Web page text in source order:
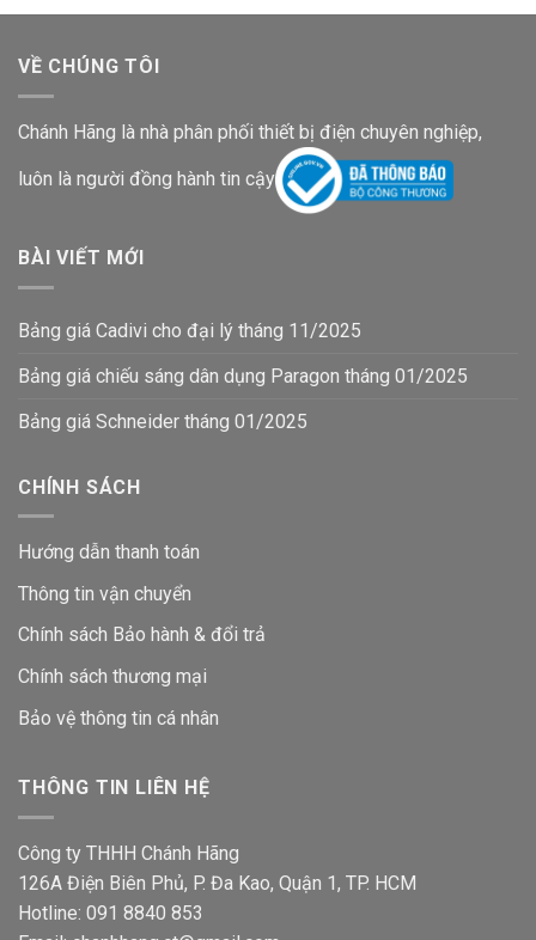
VỀ CHÚNG TÔI
Chánh Hãng là nhà phân phối thiết bị điện chuyên nghiệp,
luôn là người đồng hành tin cậy
BÀI VIẾT MỚI
Bảng giá Cadivi cho đại lý tháng 11/2025
Bảng giá chiếu sáng dân dụng Paragon tháng 01/2025
Bảng giá Schneider tháng 01/2025
CHÍNH SÁCH
Hướng dẫn thanh toán
Thông tin vận chuyển
Chính sách Bảo hành & đổi trả
Chính sách thương mại
Bảo vệ thông tin cá nhân
THÔNG TIN LIÊN HỆ
Công ty THHH Chánh Hãng
126A Điện Biên Phủ, P. Đa Kao, Quận 1, TP. HCM
Hotline: 091 8840 853